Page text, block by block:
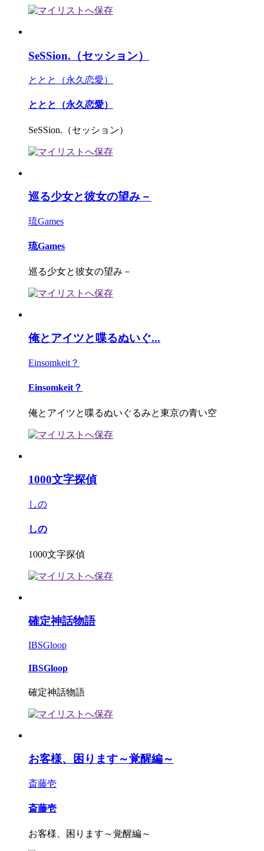
SeSSion.（セッション）
ととと（永久恋愛）
ととと（永久恋愛）
SeSSion.（セッション）
巡る少女と彼女の望み－
琉Games
琉Games
巡る少女と彼女の望み－
俺とアイツと喋るぬいぐ...
Einsomkeit？
Einsomkeit？
俺とアイツと喋るぬいぐるみと東京の青い空
1000文字探偵
しの
しの
1000文字探偵
確定神話物語
IBSGloop
IBSGloop
確定神話物語
お客様、困ります～覚醒編～
斎藤壱
斎藤壱
お客様、困ります～覚醒編～